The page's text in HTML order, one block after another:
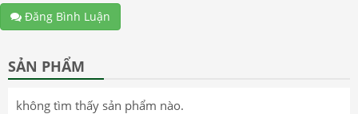
Đăng Bình Luận
SẢN PHẨM
không tìm thấy sản phẩm nào.